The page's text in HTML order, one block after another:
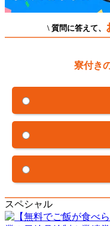
\ 質問に答えて、
寮付き
スペシャル